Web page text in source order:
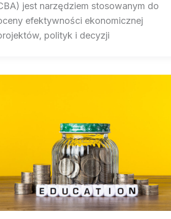
jest narzędziem stosowanym do
efektywności ekonomicznej
polityk i decyzji